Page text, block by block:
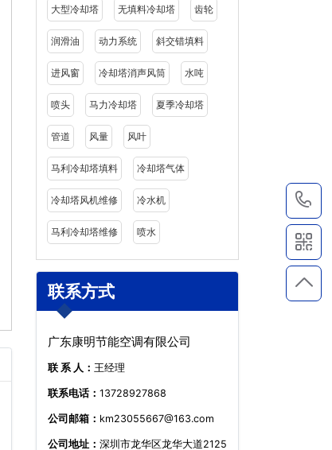
大型冷却塔 无填料冷却塔 齿轮
润滑油 动力系统 斜交错填料
进风窗 冷却塔消声风筒 水吨
喷头 马力冷却塔 夏季冷却塔
管道 风量 风叶
马利冷却塔填料 冷却塔气体
冷却塔风机维修 冷水机
马利冷却塔维修 喷水
联系方式
广东康明节能空调有限公司
联 系 人： 王经理
联系电话： 13728927868
公司邮箱： km23055667@163.com
公司地址： 深圳市龙华区龙华大道2125